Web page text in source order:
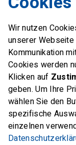
E-Mail
Wir nutzen
unserer
Kommunikation
Cookies werden
Klicken auf
geben. Um Ihre
wählen Sie den
spezifische
einzelnen